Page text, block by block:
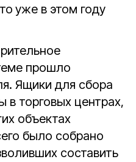
уже в этом году
прошло
Ящики для сбора
торговых центрах,
объектах
было собрано
составить